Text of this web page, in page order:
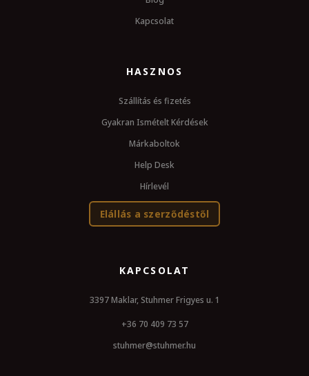
Kapcsolat
HASZNOS
Szállítás és fizetés
Gyakran Ismételt Kérdések
Márkaboltok
Help Desk
Hírlevél
Elállás a szerződéstől
KAPCSOLAT
3397 Maklar, Stuhmer Frigyes u. 1
+36 70 409 73 57
stuhmer@stuhmer.hu